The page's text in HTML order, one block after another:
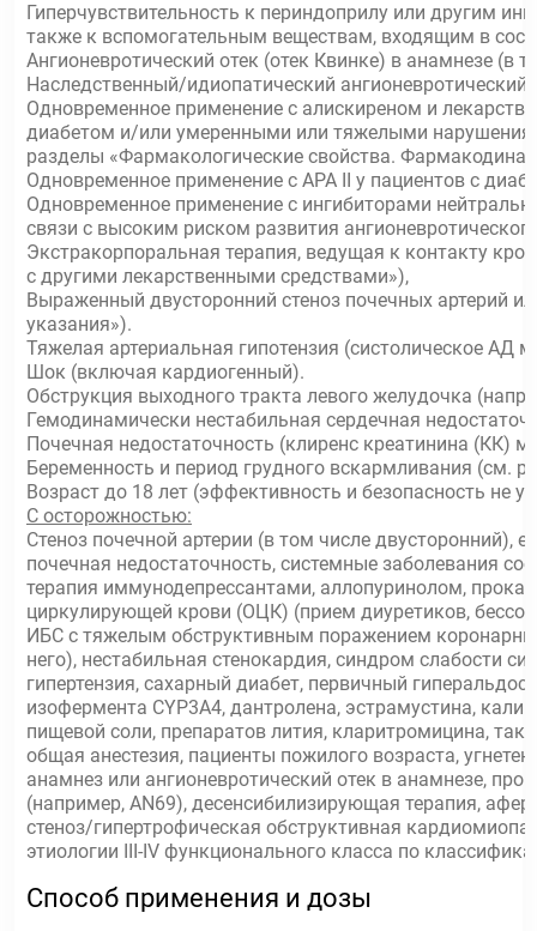
Гиперчувствительность к периндоприлу или другим
также к вспомогательным веществам, входящим в
Ангионевротический отек (отек Квинке) в анамнезе
Наследственный/идиопатический ангионевротический
Одновременное применение с алискиреном и
диабетом и/или умеренными или тяжелыми
разделы «Фармакологические свойства.
Одновременное применение с АРА II у пациентов с
Одновременное применение с ингибиторами
связи с высоким риском развития
Экстракорпоральная терапия, ведущая к контакту
с другими лекарственными средствами»),
Выраженный двусторонний стеноз почечных артерий
указания»).
Тяжелая артериальная гипотензия (систолическое АД
Шок (включая кардиогенный).
Обструкция выходного тракта левого желудочка
Гемодинамически нестабильная сердечная
Почечная недостаточность (клиренс креатинина (КК)
Беременность и период грудного вскармливания (см.
Возраст до 18 лет (эффективность и безопасность не
С осторожностью:
Стеноз почечной артерии (в том числе двусторонний),
почечная недостаточность, системные заболевания
терапия иммунодепрессантами, аллопуринолом,
циркулирующей крови (ОЦК) (прием диуретиков,
ИБС с тяжелым обструктивным поражением
него), нестабильная стенокардия, синдром слабости
гипертензия, сахарный диабет, первичный
изофермента CYP3A4, дантролена, эстрамустина,
пищевой соли, препаратов лития, кларитромицина,
общая анестезия, пациенты пожилого возраста,
анамнез или ангионевротический отек в анамнезе,
(например, AN69), десенсибилизирующая терапия,
стеноз/гипертрофическая обструктивная
этиологии III-IV функционального класса по
Способ применения и дозы